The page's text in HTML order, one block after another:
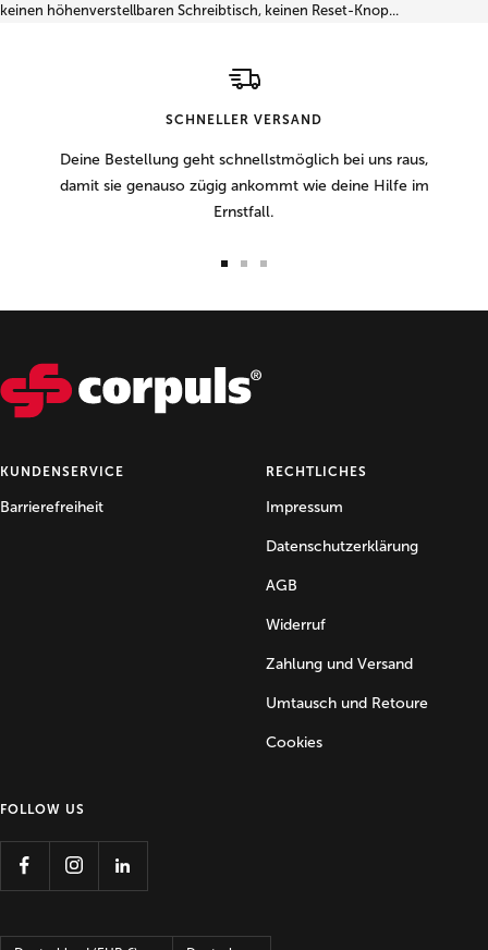
keinen höhenverstellbaren Schreibtisch, keinen Reset-Knop...
SCHNELLER VERSAND
Deine Bestellung geht schnellstmöglich bei uns raus,
damit sie genauso zügig ankommt wie deine Hilfe im
Ernstfall.
KUNDENSERVICE
Barrierefreiheit
RECHTLICHES
Impressum
Datenschutzerklärung
AGB
Widerruf
Zahlung und Versand
Umtausch und Retoure
Cookies
FOLLOW US